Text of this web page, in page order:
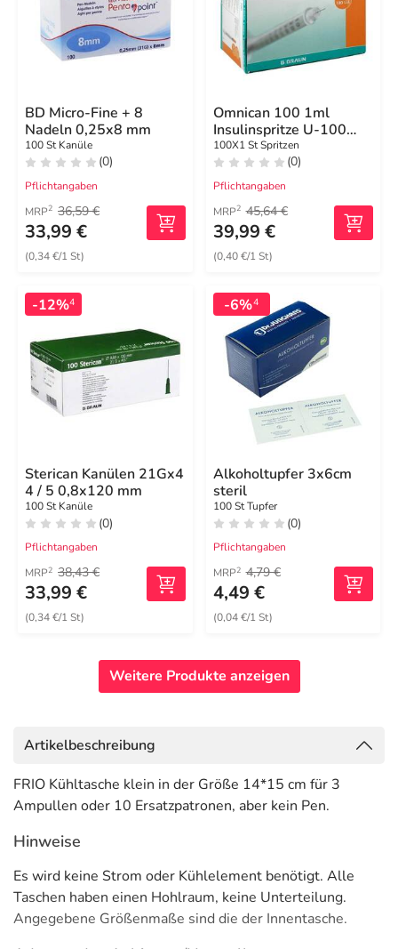
BD Micro-Fine + 8
Nadeln 0,25x8 mm
100 St Kanüle
(0)
Pflichtangaben
MRP2 36,59 €
33,99 €
(0,34 €/1 St)
Omnican 100 1ml
Insulinspritze U-100
0,30x12 mm
100X1 St Spritzen
(0)
Pflichtangaben
MRP2 45,64 €
39,99 €
(0,40 €/1 St)
-12%4
Sterican Kanülen 21Gx4
4 / 5 0,8x120 mm
100 St Kanüle
(0)
Pflichtangaben
MRP2 38,43 €
33,99 €
(0,34 €/1 St)
-6%4
Alkoholtupfer 3x6cm
steril
100 St Tupfer
(0)
Pflichtangaben
MRP2 4,79 €
4,49 €
(0,04 €/1 St)
Weitere Produkte anzeigen
Artikelbeschreibung
FRIO Kühltasche klein in der Größe 14*15 cm für 3
Ampullen oder 10 Ersatzpatronen, aber kein Pen.
Hinweise
Es wird keine Strom oder Kühlelement benötigt. Alle
Taschen haben einen Hohlraum, keine Unterteilung.
Angegebene Größenmaße sind die der Innentasche.